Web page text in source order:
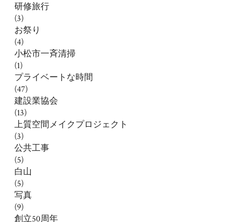
研修旅行
(3)
お祭り
(4)
小松市一斉清掃
(1)
プライベートな時間
(47)
建設業協会
(13)
上質空間メイクプロジェクト
(3)
公共工事
(5)
白山
(5)
写真
(9)
創立50周年